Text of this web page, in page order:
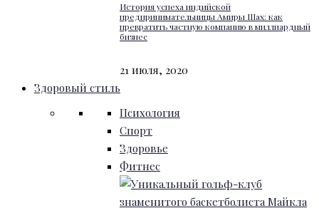
История успеха индийской
предпринимательницы Амиры Шах: как
превратить частную компанию в миллиардный
бизнес
21 июля, 2020
Здоровый стиль
Психология
Спорт
Здоровье
Фитнес